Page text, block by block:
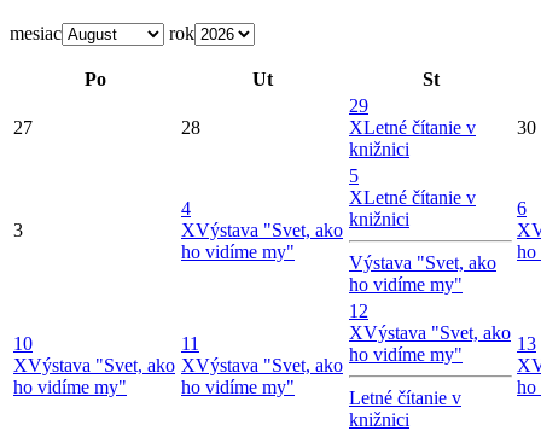
mesiac rok
Po Ut St
27 28
29
XLetné čítanie v
knižnici
30
3
4
XVýstava "Svet, ako
ho vidíme my"
5
XLetné čítanie v
knižnici
Výstava "Svet, ako
ho vidíme my"
6
X
ho
10
XVýstava "Svet, ako
ho vidíme my"
11
XVýstava "Svet, ako
ho vidíme my"
12
XVýstava "Svet, ako
ho vidíme my"
Letné čítanie v
knižnici
13
X
ho